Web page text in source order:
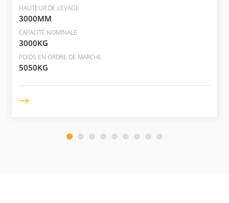
HAUTEUR DE LEVAGE
3000MM
CAPACITÉ NOMINALE
3000KG
POIDS EN ORDRE DE MARCHE
5050KG